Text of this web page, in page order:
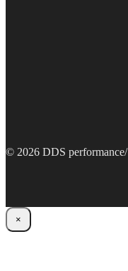
© 2026 DDS performance/
×